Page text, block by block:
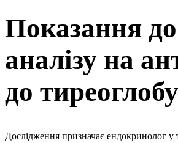
Показання до
аналізу на
до
Дослідження призначає ендокринолог у